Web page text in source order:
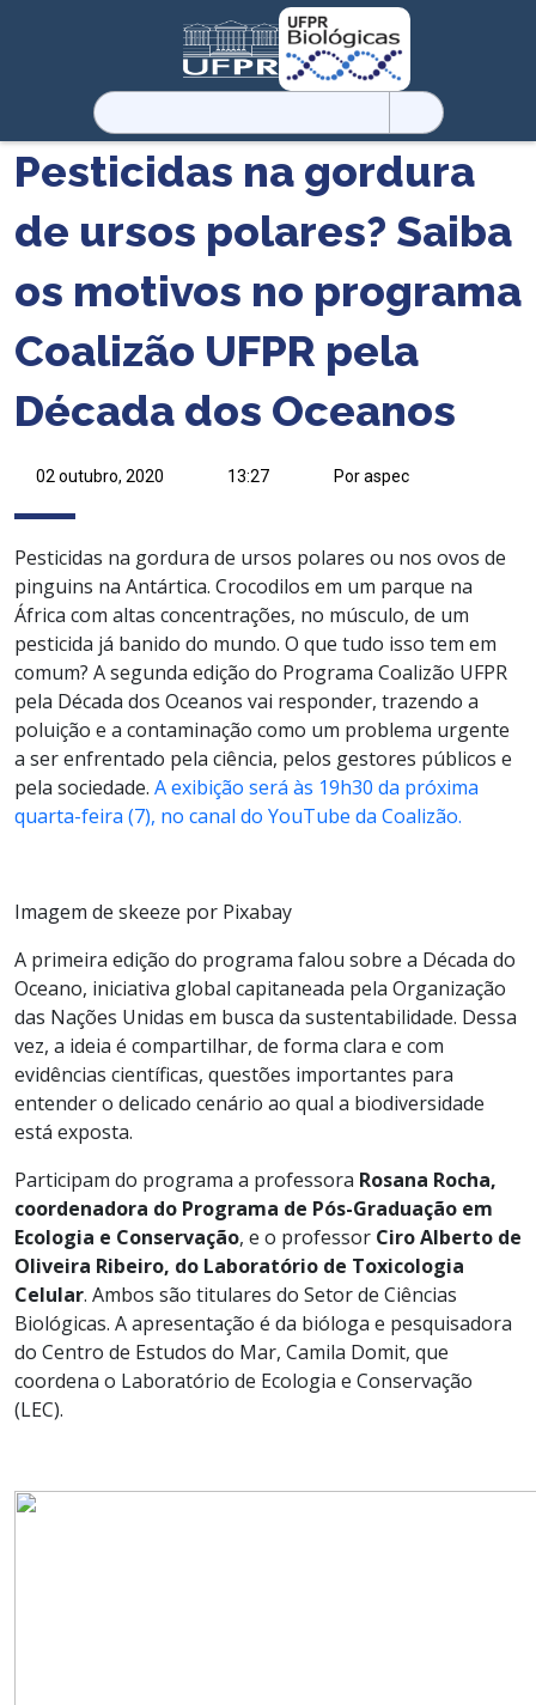
Pesquisar
por:
Pesticidas na gordura
de ursos polares? Saiba
os motivos no programa
Coalizão UFPR pela
Década dos Oceanos
02 outubro, 2020 13:27 Por aspec
Pesticidas na gordura de ursos polares ou nos ovos de
pinguins na Antártica. Crocodilos em um parque na
África com altas concentrações, no músculo, de um
pesticida já banido do mundo. O que tudo isso tem em
comum? A segunda edição do Programa Coalizão UFPR
pela Década dos Oceanos vai responder, trazendo a
poluição e a contaminação como um problema urgente
a ser enfrentado pela ciência, pelos gestores públicos e
pela sociedade. A exibição será às 19h30 da próxima
quarta-feira (7), no canal do YouTube da Coalizão.
Imagem de skeeze por Pixabay
A primeira edição do programa falou sobre a Década do
Oceano, iniciativa global capitaneada pela Organização
das Nações Unidas em busca da sustentabilidade. Dessa
vez, a ideia é compartilhar, de forma clara e com
evidências científicas, questões importantes para
entender o delicado cenário ao qual a biodiversidade
está exposta.
Participam do programa a professora Rosana Rocha,
coordenadora do Programa de Pós-Graduação em
Ecologia e Conservação, e o professor Ciro Alberto de
Oliveira Ribeiro, do Laboratório de Toxicologia
Celular. Ambos são titulares do Setor de Ciências
Biológicas. A apresentação é da bióloga e pesquisadora
do Centro de Estudos do Mar, Camila Domit, que
coordena o Laboratório de Ecologia e Conservação
(LEC).